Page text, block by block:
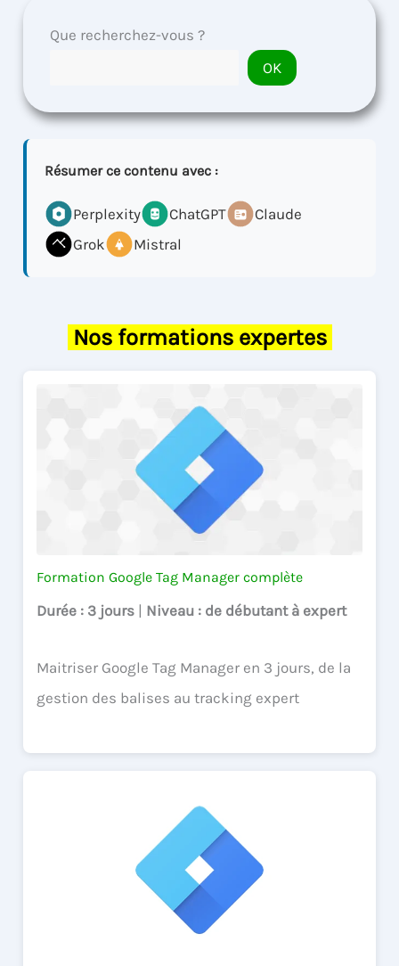
Que recherchez-vous ?
OK
Résumer ce contenu avec :
Perplexity ChatGPT
Claude
Grok
Mistral
Nos formations expertes
Formation Google Tag Manager complète
Durée : 3 jours | Niveau : de débutant à expert
Maitriser Google Tag Manager en 3 jours, de la
gestion des balises au tracking expert